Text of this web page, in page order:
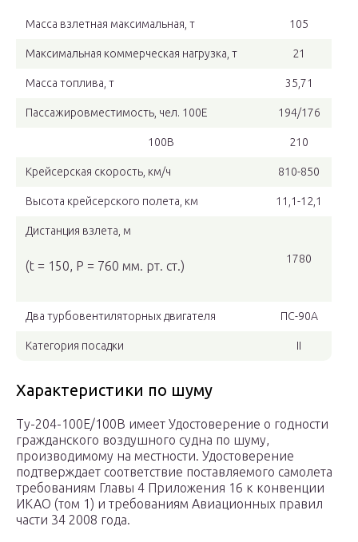
Масса взлетная максимальная, т 105
Максимальная коммерческая нагрузка, т 21
Масса топлива, т 35,71
Пассажировместимость, чел. 100Е 194/176
100В 210
Крейсерская скорость, км/ч 810-850
Высота крейсерского полета, км 11,1-12,1
Дистанция взлета, м
(t = 150, P = 760 мм. рт. ст.) 1780
Два турбовентиляторных двигателя ПС-90А
Категория посадки II
Характеристики по шуму
Ту-204-100Е/100В имеет Удостоверение о годности
гражданского воздушного судна по шуму,
производимому на местности. Удостоверение
подтверждает соответствие поставляемого самолета
требованиям Главы 4 Приложения 16 к конвенции
ИКАО (том 1) и требованиям Авиационных правил
части 34 2008 года.